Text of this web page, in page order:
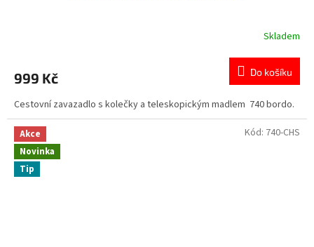
Skladem
999 Kč Do košíku
Cestovní zavazadlo s kolečky a teleskopickým madlem 740 bordo.
Akce
Novinka
Tip
Kód: 740-CHS